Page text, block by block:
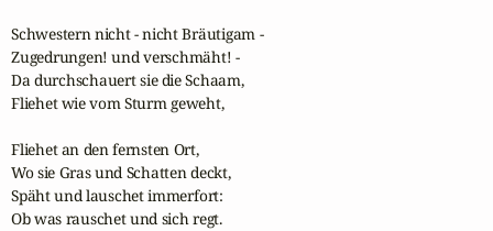
Schwestern nicht - nicht Bräutigam -
Zugedrungen! und verschmäht! -
Da durchschauert sie die Schaam,
Fliehet wie vom Sturm geweht,
Fliehet an den fernsten Ort,
Wo sie Gras und Schatten deckt,
Späht und lauschet immerfort:
Ob was rauschet und sich regt.